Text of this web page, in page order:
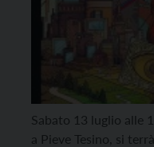
Sabato 13 luglio alle
a Pieve Tesino, si